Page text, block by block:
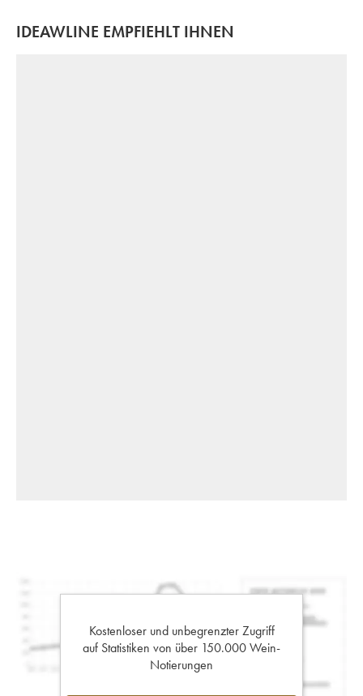
IDEAWLINE EMPFIEHLT IHNEN
Kostenloser und unbegrenzter Zugriff
auf Statistiken von über 150.000 Wein-
Notierungen